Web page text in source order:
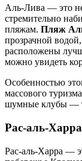
Аль-Лива — это
стремительно
пляжам. Пляж
прозрачной
расположены
можно увидеть
Особенностью
массового
шумные клубы —
Рас-аль-
Рас-аль-Харра —